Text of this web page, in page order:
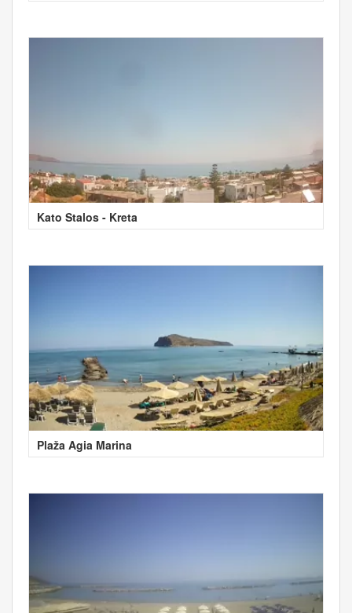
Kato Stalos - Kreta
Plaža Agia Marina